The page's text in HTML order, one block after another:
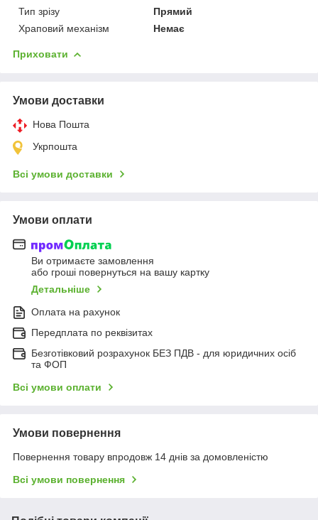
Тип зрізу
Прямий
Храповий механізм
Немає
Приховати
Умови доставки
Нова Пошта
Укрпошта
Всі умови доставки
Умови оплати
Ви отримаєте замовлення
або гроші повернуться на вашу картку
Детальніше
Оплата на рахунок
Передплата по реквізитах
Безготівковий розрахунок БЕЗ ПДВ - для юридичних осіб
та ФОП
Всі умови оплати
Умови повернення
Повернення товару впродовж 14 днів за домовленістю
Всі умови повернення